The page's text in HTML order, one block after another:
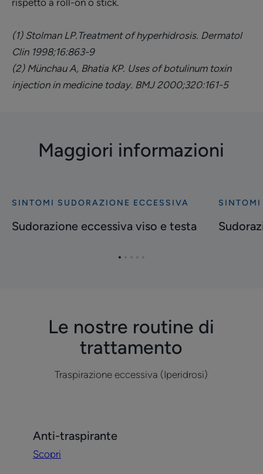
rispetto a roll-on o stick.
(1) Stolman LP.Treatment of hyperhidrosis. Dermatol
Clin 1998;16:863-9
(2) Münchau A, Bhatia KP. Uses of botulinum toxin
injection in medicine today. BMJ 2000;320:161-5
Maggiori informazioni
Scopri
Sudorazione
SINTOMI SUDORAZIONE ECCESSIVA
Sudorazione eccessiva viso e testa
Scopri
SINTOMI
VaiVaiVai
VaiVai
Le nostre routine di
trattamento
Traspirazione eccessiva (Iperidrosi)
Anti-
traspirante
Anti-traspirante
Scopri